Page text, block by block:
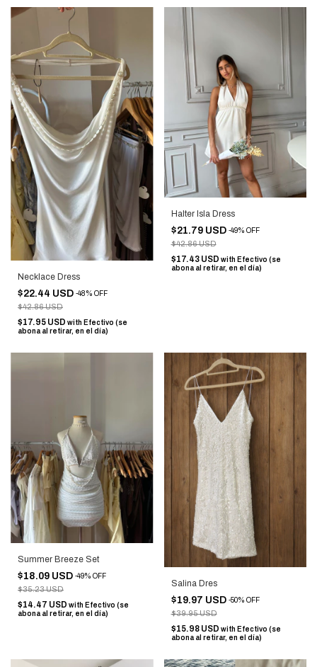
Necklace Dress
$22.44 USD -48% OFF
$42.86 USD
$17.95 USD with Efectivo (se
abona al retirar, en el día)
Halter Isla Dress
$21.79 USD -49% OFF
$42.86 USD
$17.43 USD with Efectivo (se
abona al retirar, en el día)
Summer Breeze Set
$18.09 USD -49% OFF
$35.23 USD
$14.47 USD with Efectivo (se
abona al retirar, en el día)
Salina Dres
$19.97 USD -50% OFF
$39.95 USD
$15.98 USD with Efectivo (se
abona al retirar, en el día)